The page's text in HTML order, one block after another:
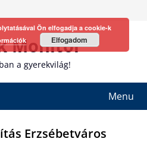
Monitor
a gyerekvilág!
Menu
Erzsébetváros
Ön elfogadja a cookie-k
Elfogadom